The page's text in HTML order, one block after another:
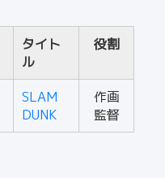
タイト
ル
役割
SLAM
DUNK
作画
監督